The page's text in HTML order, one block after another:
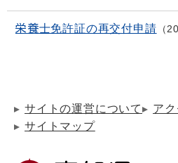
栄養士免許証の再交付申請
サイトの運営について
ア
サイトマップ